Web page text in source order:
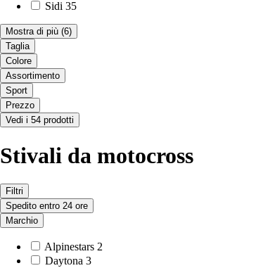
Sidi 35
Mostra di più (6)
Taglia
Colore
Assortimento
Sport
Prezzo
Vedi i 54 prodotti
Stivali da motocross
Filtri
Spedito entro 24 ore
Marchio
Alpinestars 2
Daytona 3